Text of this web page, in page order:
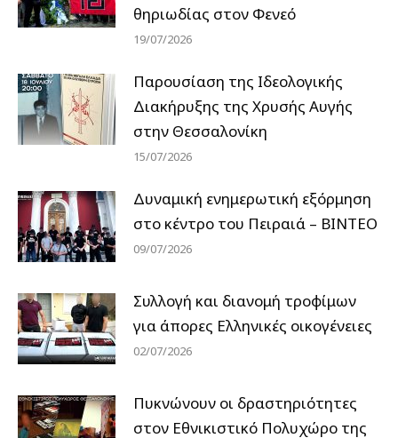
θηριωδίας στον Φενεό
19/07/2026
Παρουσίαση της Ιδεολογικής
Διακήρυξης της Χρυσής Αυγής
στην Θεσσαλονίκη
15/07/2026
Δυναμική ενημερωτική εξόρμηση
στο κέντρο του Πειραιά – ΒΙΝΤΕΟ
09/07/2026
Συλλογή και διανομή τροφίμων
για άπορες Ελληνικές οικογένειες
02/07/2026
Πυκνώνουν οι δραστηριότητες
στον Εθνικιστικό Πολυχώρο της